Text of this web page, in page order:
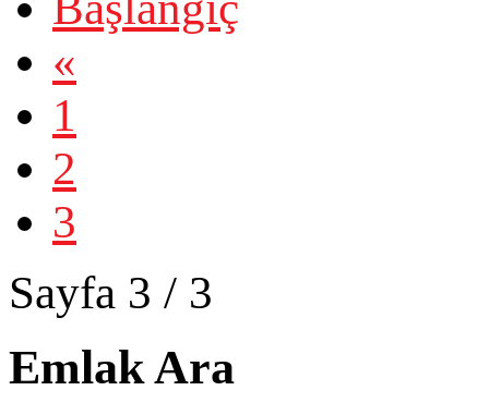
«
1
2
3
Sayfa 3 / 3
Emlak Ara